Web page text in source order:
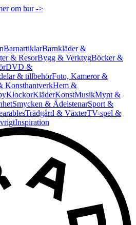
om hur ->
BarnartiklarBarnkläder &
& ResorBygg & VerktygBöcker &
DVD &
& tillbehörFoto, Kameror &
KonsthantverkHem &
KlockorKläderKonstMusikMynt &
Smycken & ÄdelstenarSport &
Trädgård & VäxterTV-spel &
Inspiration